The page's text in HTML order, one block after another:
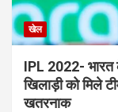
खेल
IPL 2022- भारत
खिलाड़ी को मिले
खतरनाक